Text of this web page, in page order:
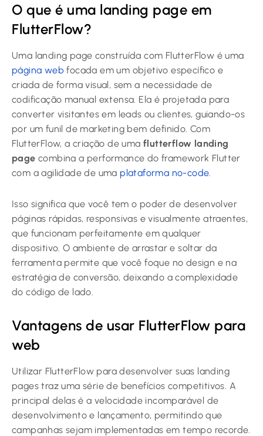
O que é uma landing page em
FlutterFlow?
Uma landing page construída com FlutterFlow é uma
página web focada em um objetivo específico e
criada de forma visual, sem a necessidade de
codificação manual extensa. Ela é projetada para
converter visitantes em leads ou clientes, guiando-os
por um funil de marketing bem definido. Com
FlutterFlow, a criação de uma flutterflow landing
page combina a performance do framework Flutter
com a agilidade de uma plataforma no-code
Isso significa que você tem o poder de desenvolver
páginas rápidas, responsivas e visualmente atraentes,
que funcionam perfeitamente em qualquer
dispositivo. O ambiente de arrastar e soltar da
ferramenta permite que você foque no design e na
estratégia de conversão, deixando a complexidade
do código de lado.
Vantagens de usar FlutterFlow para
web
Utilizar FlutterFlow para desenvolver suas landing
pages traz uma série de benefícios competitivos. A
principal delas é a velocidade incomparável de
desenvolvimento e lançamento, permitindo que
campanhas sejam implementadas em tempo recorde.